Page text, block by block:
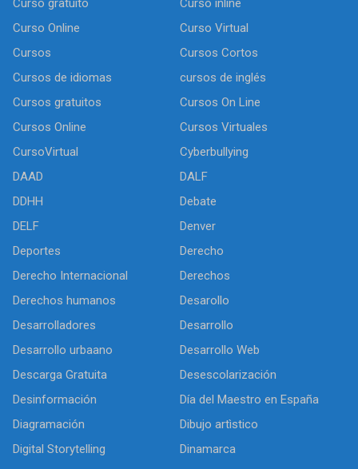
Curso Online
Curso Virtual
Cursos
Cursos Cortos
Cursos de idiomas
cursos de inglés
Cursos gratuitos
Cursos On Line
Cursos Online
Cursos Virtuales
CursoVirtual
Cyberbullying
DAAD
DALF
DDHH
Debate
DELF
Denver
Deportes
Derecho
Derecho Internacional
Derechos
Derechos humanos
Desarollo
Desarrolladores
Desarrollo
Desarrollo urbaano
Desarrollo Web
Descarga Gratuita
Desescolarización
Desinformación
Día del Maestro en España
Diagramación
Dibujo artìstico
Digital Storytelling
Dinamarca